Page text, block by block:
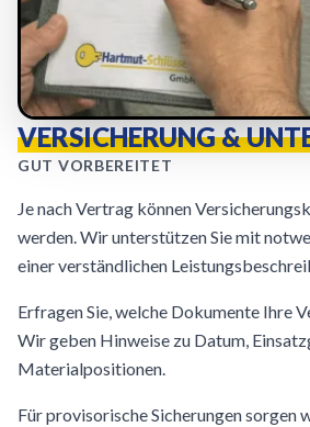
VERSICHERUNG &
GUT VORBEREITET
Je nach Vertrag können
werden. Wir unterstützen Sie mit
einer verständlichen
Erfragen Sie, welche Dokumente Ihre
Wir geben Hinweise zu Datum,
Materialpositionen.
Für provisorische Sicherungen sorgen